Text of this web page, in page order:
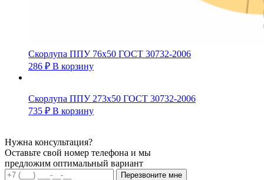
Скорлупа ППУ 76х50 ГОСТ 30732-2006
286 ₽ В корзину
Скорлупа ППУ 273х50 ГОСТ 30732-2006
735 ₽ В корзину
Нужна консультация?
Оставьте свой номер телефона и мы
предложим оптимальный вариант
Перезвоните мне